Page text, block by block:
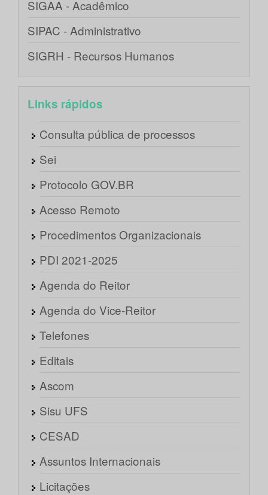
SIGAA - Acadêmico
SIPAC - Administrativo
SIGRH - Recursos Humanos
Links rápidos
Consulta pública de processos
Sei
Protocolo GOV.BR
Acesso Remoto
Procedimentos Organizacionais
PDI 2021-2025
Agenda do Reitor
Agenda do Vice-Reitor
Telefones
Editais
Ascom
Sisu UFS
CESAD
Assuntos Internacionais
Licitações